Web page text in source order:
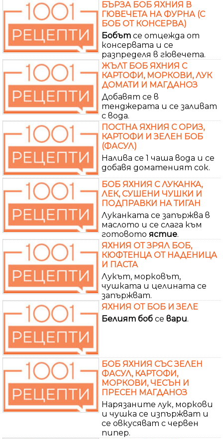
БЪРЗА БОБ ЯХНИЯ В
ГЮВЕЧЕТА НА ФУРНА (С
БОБ ОТ КОНСЕРВА)
Бобът се отцежда от
консервата и се
разпределя в гювечета.
ЖЪЛТ БОБ ЯХНИЯ С
КАРТОФИ, МОРКОВИ, ЛУК
ДОМАТИ И МАГДАНОЗ
Добавят се в
тенджерата и се заливат
с вода.
ПОСТНА ЯХНИЯ С ОРИЗ,
КАРТОФИ И ЗЕЛЕН БОБ
(ФАСУЛ)
Налива се 1 чаша вода и се
добавя доматеният сок.
БОБ ЯХНИЯ С ЛУКАНКА,
ЛЕК, СУШЕНИ ЧУШКИ И
ПОДПРАВКИ НА ТИГАН
Луканката се запържва в
маслото и се слага към
готовото ястие.
ЯХНИЯ ОТ ЗРЯЛ БОБ,
КЮФТЕНЦА ОТ НАДЕНИЦА
И ПАСТА
Лукът, морковът,
чушката и целината се
запържват.
ЯХНИЯ ОТ БОБ И ЗЕЛЕ
Белият боб се вари.
БОБ ЯХНИЯ СЪС ЗЕЛЕН
ФАСУЛ, КАРТОФИ,
МОРКОВИ, ЧЕСЪН И
ПРЕСЕН МАГДАНОЗ
Нарязаните лук, моркови
и чушка се изпържват и
се овкусяват с червен
пипер.